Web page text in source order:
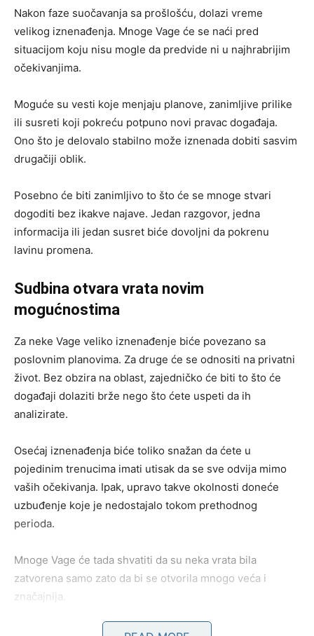
Nakon faze suočavanja sa prošlošću, dolazi vreme
velikog iznenađenja. Mnoge Vage će se naći pred
situacijom koju nisu mogle da predvide ni u najhrabrijim
očekivanjima.
Moguće su vesti koje menjaju planove, zanimljive prilike
ili susreti koji pokreću potpuno novi pravac događaja.
Ono što je delovalo stabilno može iznenada dobiti sasvim
drugačiji oblik.
Posebno će biti zanimljivo to što će se mnoge stvari
dogoditi bez ikakve najave. Jedan razgovor, jedna
informacija ili jedan susret biće dovoljni da pokrenu
lavinu promena.
Sudbina otvara vrata novim
mogućnostima
Za neke Vage veliko iznenađenje biće povezano sa
poslovnim planovima. Za druge će se odnositi na privatni
život. Bez obzira na oblast, zajedničko će biti to što će
događaji dolaziti brže nego što ćete uspeti da ih
analizirate.
Osećaj iznenađenja biće toliko snažan da ćete u
pojedinim trenucima imati utisak da se sve odvija mimo
vaših očekivanja. Ipak, upravo takve okolnosti doneće
uzbuđenje koje je nedostajalo tokom prethodnog
perioda.
Mnoge Vage će tada shvatiti da su neka vrata bila
zatvorena samo zato da bi se otvorila mnogo veća i
značajnija.